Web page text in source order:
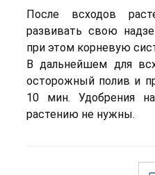
После всходов
развивать свою
при этом корневую
В дальнейшем для
осторожный полив и
10 мин. Удобрения
растению не нужны.